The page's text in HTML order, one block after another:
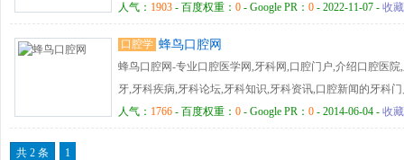
人气： 1903 - 百度权重： 0 - Google PR： 0 - 2022-11-07 - 收藏
口腔学 蜂鸟口腔网
蜂鸟口腔网-专业口腔医学网,牙科网,口腔门户,介绍口腔医
牙,牙科疾病,牙科论坛,牙科知识,牙科资讯,口腔新闻的牙科
人气： 1766 - 百度权重： 0 - Google PR： 0 - 2014-06-04 - 收藏
共 2 条 1